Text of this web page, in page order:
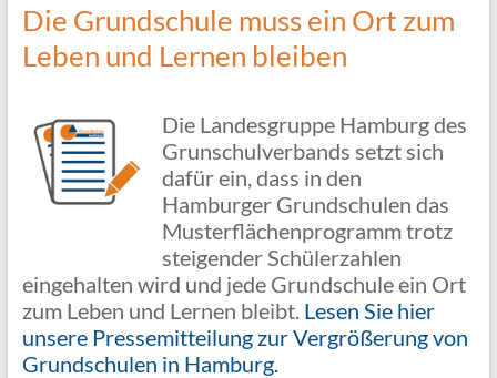
Die Grundschule muss ein Ort zum
Leben und Lernen bleiben
Die Landesgruppe Hamburg des
Grunschulverbands setzt sich
dafür ein, dass in den
Hamburger Grundschulen das
Musterflächenprogramm trotz
steigender Schülerzahlen
eingehalten wird und jede Grundschule ein Ort
zum Leben und Lernen bleibt. Lesen Sie hier
unsere Pressemitteilung zur Vergrößerung von
Grundschulen in Hamburg.